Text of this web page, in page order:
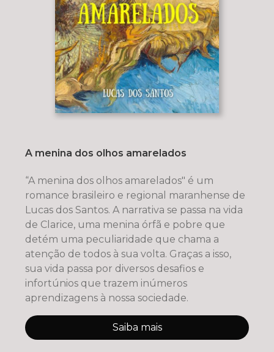
A menina dos olhos amarelados
“A menina dos olhos amarelados" é um
romance brasileiro e regional maranhense de
Lucas dos Santos. A narrativa se passa na vida
de Clarice, uma menina órfã e pobre que
detém uma peculiaridade que chama a
atenção de todos à sua volta. Graças a isso,
sua vida passa por diversos desafios e
infortúnios que trazem inúmeros
aprendizagens à nossa sociedade.
Saiba mais